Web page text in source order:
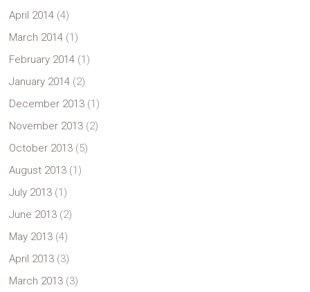
April 2014 (4)
March 2014 (1)
February 2014 (1)
January 2014 (2)
December 2013 (1)
November 2013 (2)
October 2013 (5)
August 2013 (1)
July 2013 (1)
June 2013 (2)
May 2013 (4)
April 2013 (3)
March 2013 (3)